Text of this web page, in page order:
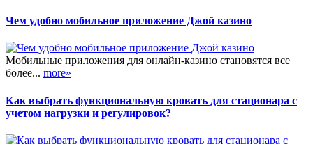
Чем удобно мобильное приложение Джой казино
Мобильные приложения для онлайн-казино становятся все
более... more»
Как выбрать функциональную кровать для стационара с
учетом нагрузки и регулировок?